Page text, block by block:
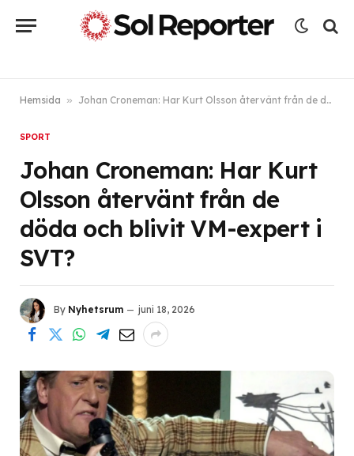
Hemsida » Johan Croneman: Har Kurt Olsson återvänt från de döda och blivit VM-expert i SVT?
SPORT
Johan Croneman: Har Kurt
Olsson återvänt från de
döda och blivit VM-expert i
SVT?
By Nyhetsrum juni 18, 2026